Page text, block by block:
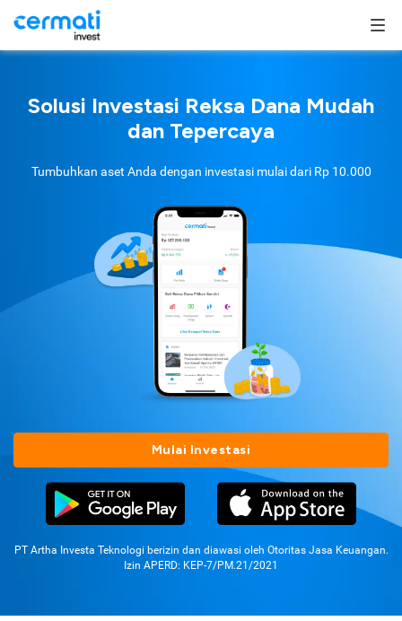
Solusi Investasi Reksa Dana Mudah
dan Tepercaya
Tumbuhkan aset Anda dengan investasi mulai dari Rp 10.000
Mulai Investasi
PT Artha Investa Teknologi berizin dan diawasi oleh Otoritas Jasa Keuangan.
Izin APERD: KEP-7/PM.21/2021